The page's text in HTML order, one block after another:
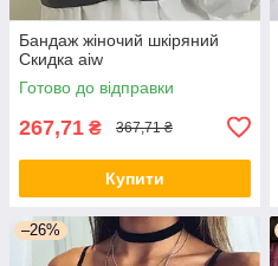
Бандаж жіночий шкіряний
Скидка aiw
Готово до відправки
267,71 ₴ 367,71 ₴
Купити
–26%